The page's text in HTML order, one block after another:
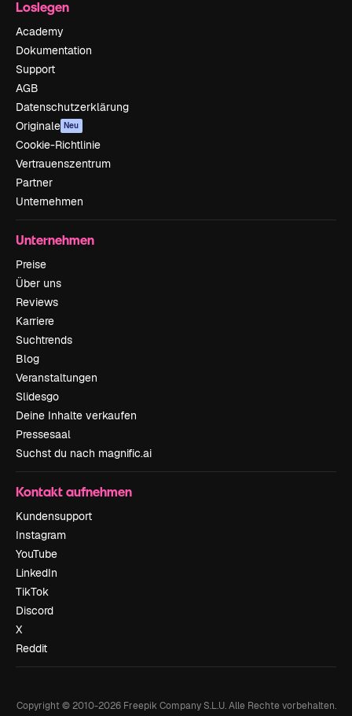
Loslegen
Academy
Dokumentation
Support
AGB
Datenschutzerklärung
Originale Neu
Cookie-Richtlinie
Vertrauenszentrum
Partner
Unternehmen
Unternehmen
Preise
Über uns
Reviews
Karriere
Suchtrends
Blog
Veranstaltungen
Slidesgo
Deine Inhalte verkaufen
Pressesaal
Suchst du nach magnific.ai
Kontakt aufnehmen
Kundensupport
Instagram
YouTube
LinkedIn
TikTok
Discord
X
Reddit
Copyright © 2010-2026Freepik Company S.L.U. Alle Rechte vorbehalten.